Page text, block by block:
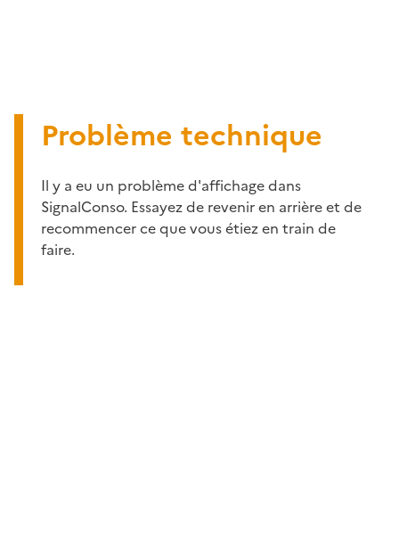
Problème technique
Il y a eu un problème d'affichage dans
SignalConso. Essayez de revenir en arrière et de
recommencer ce que vous étiez en train de
faire.